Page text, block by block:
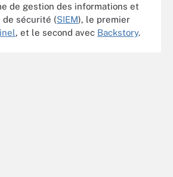
de gestion des informations et
de sécurité (SIEM), le premier
, et le second avec Backstory.